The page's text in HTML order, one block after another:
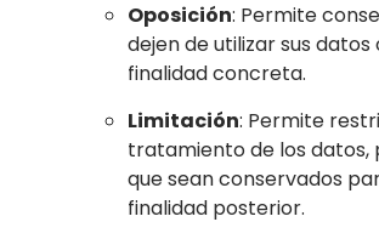
Oposición: Permite
dejen de utilizar sus datos
finalidad concreta.
Limitación: Permite
tratamiento de los datos,
que sean conservados
finalidad posterior.